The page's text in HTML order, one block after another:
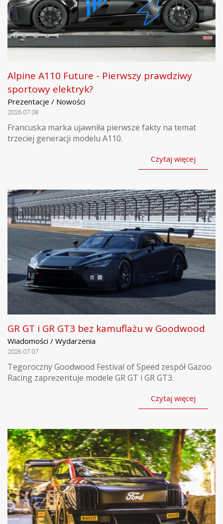
Alpine A110 Future - Pierwszy prawdziwy
sportowy elektryk?
Prezentacje / Nowości
2026.07.08
Francuska marka ujawniła pierwsze fakty na temat
trzeciej generacji modelu A110.
Czytaj więcej
GR GT i GR GT3 bez kamuflażu w Goodwood
Wiadomości / Wydarzenia
2026.07.07
Tegoroczny Goodwood Festival of Speed zespół Gazoo
Racing zaprezentuje modele GR GT i GR GT3.
Czytaj więcej